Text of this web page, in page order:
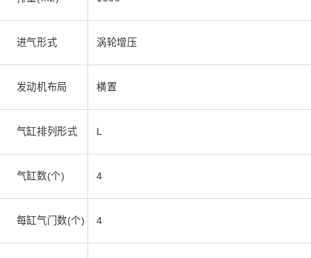
进气形式 涡轮增压
发动机布局 横置
气缸排列形式 L
气缸数(个) 4
每缸气门数(个) 4